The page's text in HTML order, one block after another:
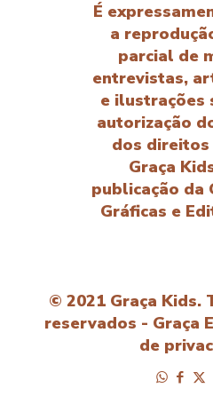
É
a
parcial de
entrevistas,
e ilustrações
autorização
dos
Graça
publicação da
Gráficas e
© 2021 Graça Kids.
reservados - Graça
de